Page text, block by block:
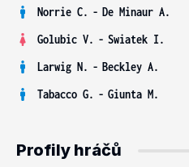
Norrie C. - De Minaur A.
Golubic V. - Swiatek I.
Larwig N. - Beckley A.
Tabacco G. - Giunta M.
Profily hráčů